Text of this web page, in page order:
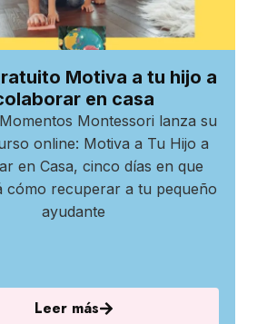
Motiva a tu hijo a
en casa
Montessori lanza su
online: Motiva a Tu Hijo a
en Casa, cinco días en que
cómo recuperar a tu pequeño
ayudante
Leer más